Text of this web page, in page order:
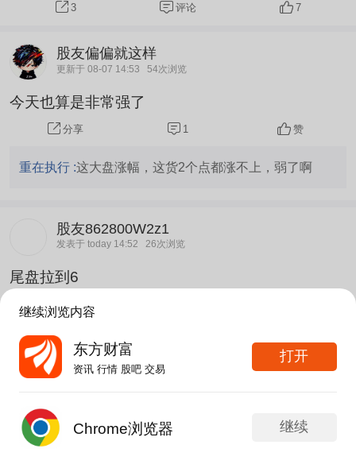
3 评论 7
股友偏偏就这样
更新于 08-07 14:53 54次浏览
今天也算是非常强了
分享 1 赞
重在执行 :这大盘涨幅，这货2个点都涨不上，弱了啊
股友862800W2z1
发表于 today 14:52 26次浏览
尾盘拉到6
分享
茂森1967
发表于 today 14:4940次浏览
分享 1
继续浏览内容
东方财富
资讯 行情 股吧 交易
打开
Chrome浏览器 继续